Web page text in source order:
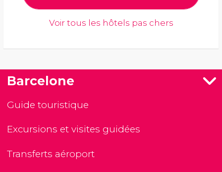
Voir tous les hôtels pas chers
Barcelone
Guide touristique
Excursions et visites guidées
Transferts aéroport